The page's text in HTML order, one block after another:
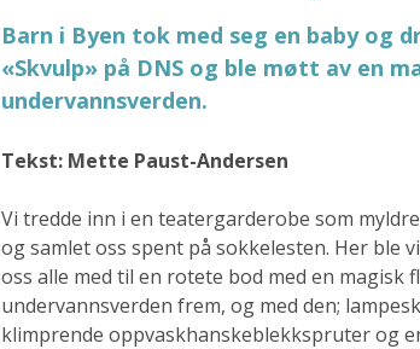
Barn i Byen tok med seg en baby og
«Skvulp» på DNS og ble møtt av en
undervannsverden.
Tekst: Mette Paust-Andersen
Vi tredde inn i en teatergarderobe som
og samlet oss spent på sokkelesten. Her ble
oss alle med til en rotete bod med en magisk
undervannsverden frem, og med den;
klimprende oppvaskhanskeblekkspruter og